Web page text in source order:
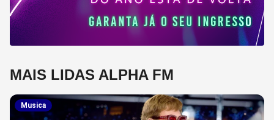
MAIS LIDAS ALPHA FM
Musica